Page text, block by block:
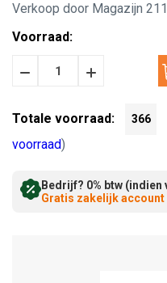
Verkoop door Magazijn
Voorraad:
HoeveelheidHoeveelheid
Totale voorraad: 366
voorraad)
Bedrijf? 0% btw
Gratis zakelijk account